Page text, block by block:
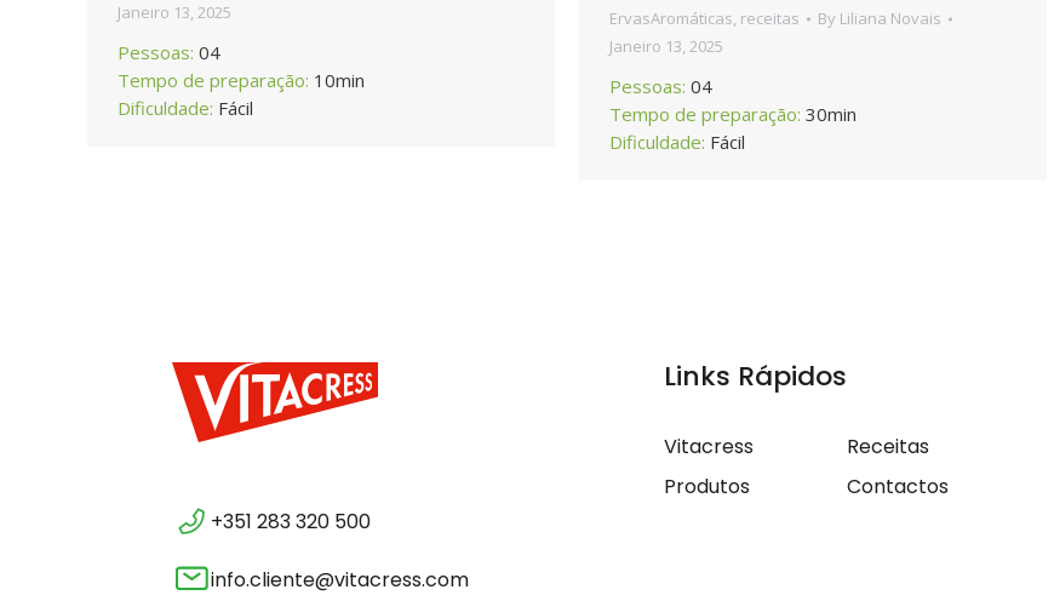
Janeiro 13, 2025
Pessoas: 04
Tempo de preparação: 10min
Dificuldade: Fácil
ErvasAromáticas, receitas By Liliana Novais
Janeiro 13, 2025
Pessoas: 04
Tempo de preparação: 30min
Dificuldade: Fácil
+351 283 320 500
info.cliente@vitacress.com
Links Rápidos
Vitacress
Receitas
Produtos
Contactos